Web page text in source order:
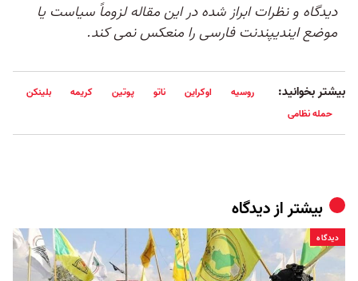
دیدگاه و نظرات ابراز شده در این مقاله لزوماً سیاست یا
موضع ایندیپندنت فارسی را منعکس نمی کند.
بیشتر بخوانید: روسیه اوکراین ناتو پوتین کریمه
بلینکن
حمله نظامی
بیشتر ازدیدگاه
دیدگاه